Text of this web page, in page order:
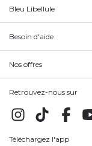
Bleu Libellule
Besoin d'aide
Nos offres
Retrouvez-nous sur
Téléchargez l'app